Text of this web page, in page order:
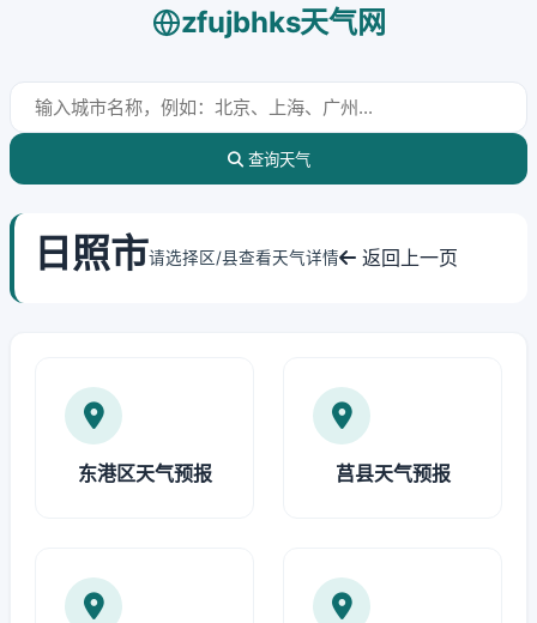
zfujbhks天气网
查询天气
日照市请选择区/县查看天气详情 返回上一页
东港区天气预报 莒县天气预报